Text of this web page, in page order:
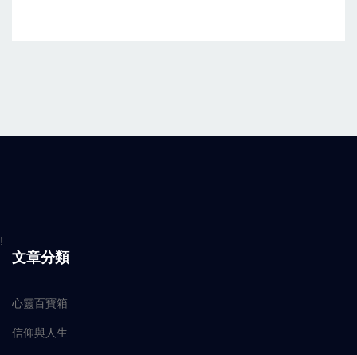
!
文章分類
心靈百寶箱
信仰與人生